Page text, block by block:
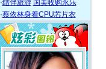
·结伴旅游 国美收购永乐
·蔡依林身着CPU芯片衣